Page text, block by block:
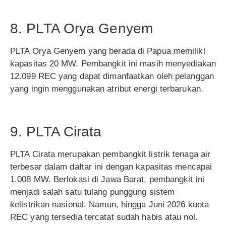
8. PLTA Orya Genyem
PLTA Orya Genyem yang berada di Papua memiliki
kapasitas 20 MW. Pembangkit ini masih menyediakan
12.099 REC yang dapat dimanfaatkan oleh pelanggan
yang ingin menggunakan atribut energi terbarukan.
9. PLTA Cirata
PLTA Cirata merupakan pembangkit listrik tenaga air
terbesar dalam daftar ini dengan kapasitas mencapai
1.008 MW. Berlokasi di Jawa Barat, pembangkit ini
menjadi salah satu tulang punggung sistem
kelistrikan nasional. Namun, hingga Juni 2026 kuota
REC yang tersedia tercatat sudah habis atau nol.